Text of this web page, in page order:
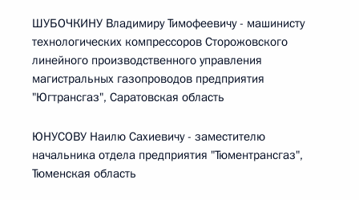
ШУБОЧКИНУ Владимиру Тимофеевичу - машинисту
технологических компрессоров Сторожовского
линейного производственного управления
магистральных газопроводов предприятия
"Югтрансгаз", Саратовская область
ЮНУСОВУ Наилю Сахиевичу - заместителю
начальника отдела предприятия "Тюментрансгаз",
Тюменская область